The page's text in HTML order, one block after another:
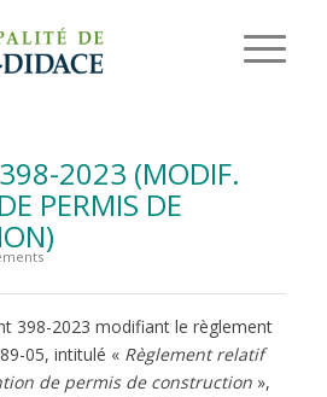
2023 (MODIF.
PERMIS DE
398-2023 modifiant le règlement
05, intitulé « Règlement relatif
de permis de construction»,